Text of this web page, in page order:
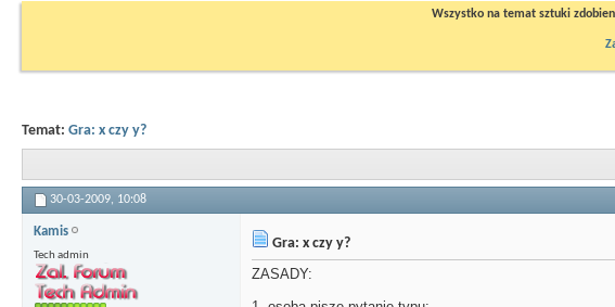
Wszystko na temat sztuki
Temat: Gra: x czy y?
30-03-2009, 10:08
Kamis
Tech admin
Gra: x czy y?
ZASADY: